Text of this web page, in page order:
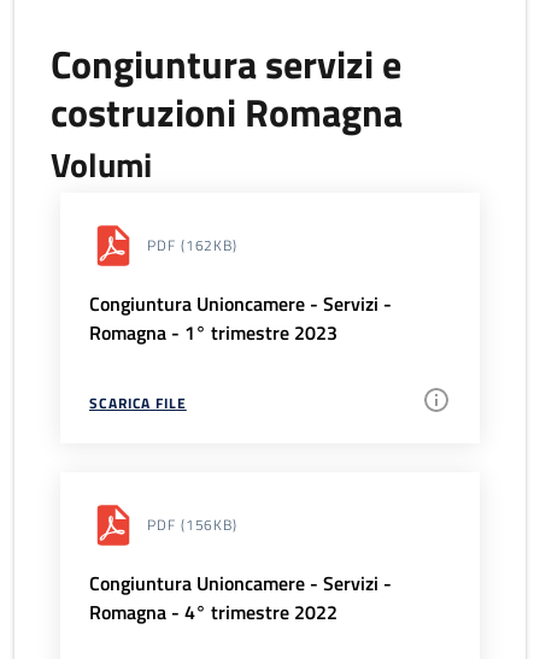
Congiuntura servizi e
costruzioni Romagna
Volumi
PDF (162KB)
Congiuntura Unioncamere - Servizi -
Romagna - 1° trimestre 2023
SCARICA FILE
PDF (156KB)
Congiuntura Unioncamere - Servizi -
Romagna - 4° trimestre 2022